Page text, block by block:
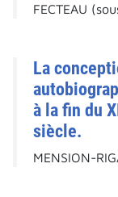
FECTEAU
La
à la fin du
siècle.
MENSION-